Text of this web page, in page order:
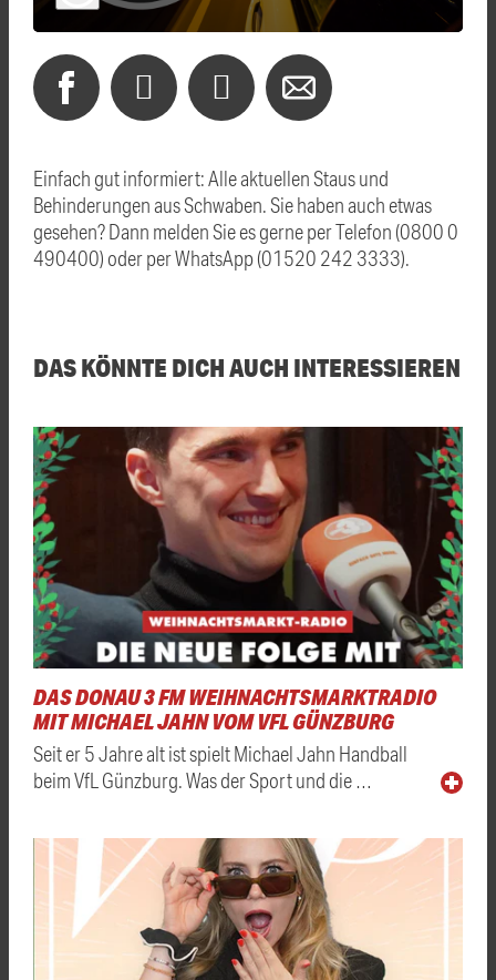
Einfach gut informiert: Alle aktuellen Staus und
Behinderungen aus Schwaben. Sie haben auch etwas
gesehen? Dann melden Sie es gerne per Telefon (0800 0
490400) oder per WhatsApp (01520 242 3333).
DAS KÖNNTE DICH AUCH INTERESSIEREN
DAS DONAU 3 FM WEIHNACHTSMARKTRADIO
MIT MICHAEL JAHN VOM VFL GÜNZBURG
Seit er 5 Jahre alt ist spielt Michael Jahn Handball
beim VfL Günzburg. Was der Sport und die …